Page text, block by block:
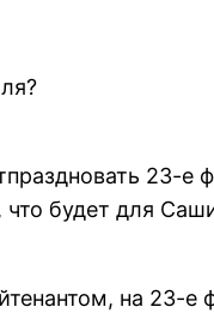
23-е
будет для
на 23-е